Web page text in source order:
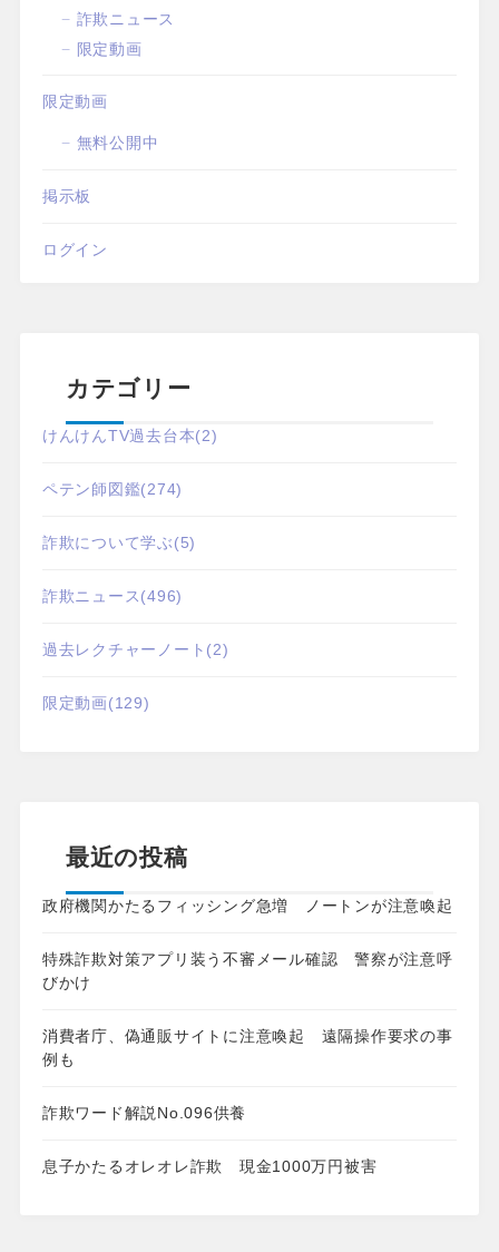
詐欺ニュース
限定動画
限定動画
無料公開中
掲示板
ログイン
カテゴリー
けんけんTV過去台本(2)
ペテン師図鑑(274)
詐欺について学ぶ(5)
詐欺ニュース(496)
過去レクチャーノート (2)
限定動画(129)
最近の投稿
政府機関かたるフィッシング急増 ノートンが注意喚起
特殊詐欺対策アプリ装う不審メール確認 警察が注意呼
びかけ
消費者庁、偽通販サイトに注意喚起 遠隔操作要求の事
例も
詐欺ワード解説No.096供養
息子かたるオレオレ詐欺 現金1000万円被害